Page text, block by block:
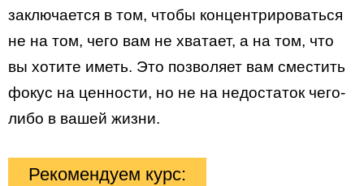
заключается в том, чтобы концентрироваться
не на том, чего вам не хватает, а на том, что
вы хотите иметь. Это позволяет вам сместить
фокус на ценности, но не на недостаток чего-
либо в вашей жизни.
Рекомендуем курс: